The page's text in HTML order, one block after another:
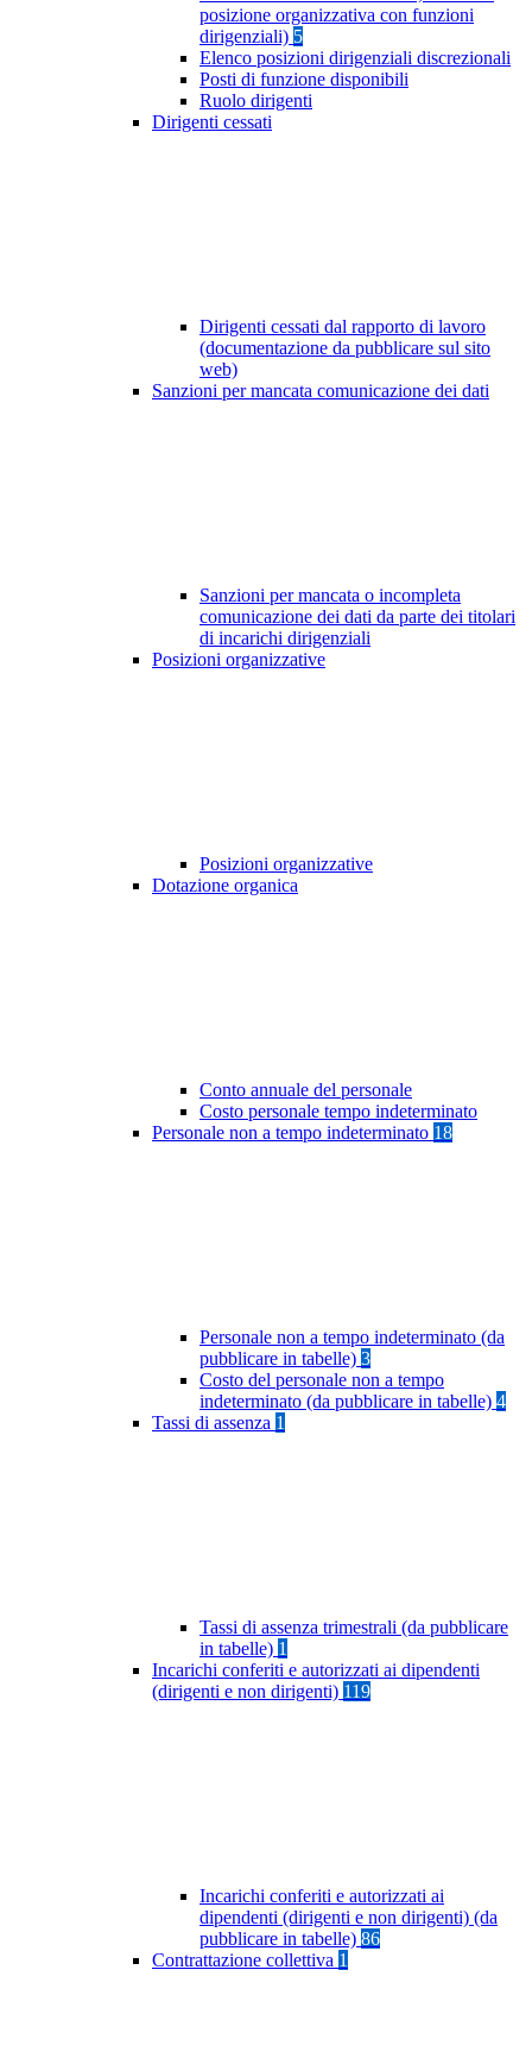
posizione organizzativa con funzioni
dirigenziali) 5
Elenco posizioni dirigenziali discrezionali
Posti di funzione disponibili
Ruolo dirigenti
Dirigenti cessati
Dirigenti cessati dal rapporto di lavoro
(documentazione da pubblicare sul sito
web)
Sanzioni per mancata comunicazione dei dati
Sanzioni per mancata o incompleta
comunicazione dei dati da parte dei titolari
di incarichi dirigenziali
Posizioni organizzative
Posizioni organizzative
Dotazione organica
Conto annuale del personale
Costo personale tempo indeterminato
Personale non a tempo indeterminato 18
Personale non a tempo indeterminato (da
pubblicare in tabelle) 3
Costo del personale non a tempo
indeterminato (da pubblicare in tabelle) 4
Tassi di assenza 1
Tassi di assenza trimestrali (da pubblicare
in tabelle) 1
Incarichi conferiti e autorizzati ai dipendenti
(dirigenti e non dirigenti) 119
Incarichi conferiti e autorizzati ai
dipendenti (dirigenti e non dirigenti) (da
pubblicare in tabelle) 86
Contrattazione collettiva 1